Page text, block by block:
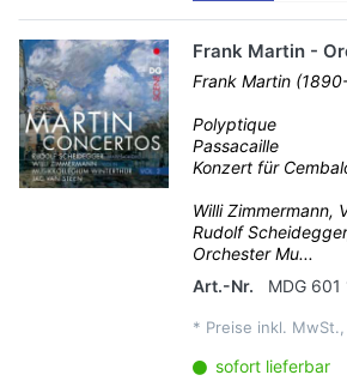
Frank Martin -
Frank Martin
Polyptique
Passacaille
Konzert für
Willi Zimmermann,
Rudolf
Orchester Mu...
Art.-Nr.
MDG
* Preise inkl. MwSt.,
sofort lieferbar